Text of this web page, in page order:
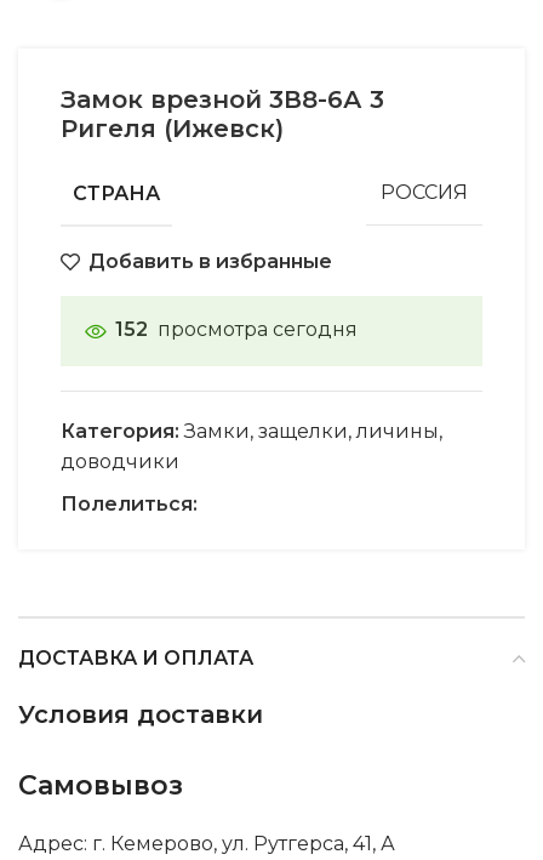
Замок врезной 3В8-6А 3
Ригеля (Ижевск)
СТРАНА РОССИЯ
Добавить в избранные
152 просмотра сегодня
Категория: Замки, защелки, личины,
доводчики
Полелиться:
ДОСТАВКА И ОПЛАТА
Условия доставки
Самовывоз
Адрес: г. Кемерово, ул. Рутгерса, 41, А